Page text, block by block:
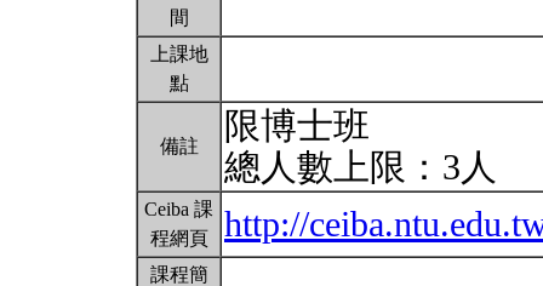
間
上課地
點
備註
限博士班
總人數上限：3人
Ceiba 課
程網頁
http://
課程簡